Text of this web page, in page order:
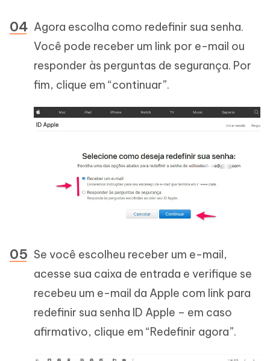
Agora escolha como redefinir sua senha.
Você pode receber um link por e-mail ou
responder às perguntas de segurança. Por
fim, clique em “continuar”.
Se você escolheu receber um e-mail,
acesse sua caixa de entrada e verifique se
recebeu um e-mail da Apple com link para
redefinir sua senha ID Apple – em caso
afirmativo, clique em “Redefinir agora”.